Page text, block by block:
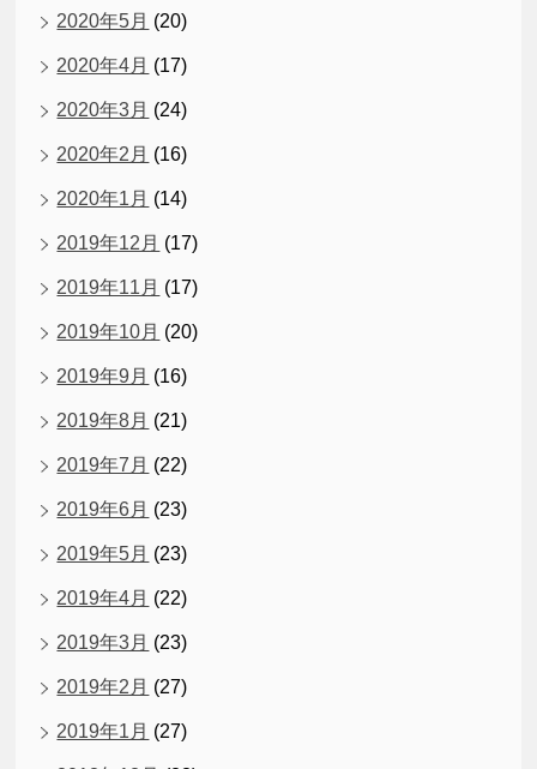
2020年5月 (20)
2020年4月 (17)
2020年3月 (24)
2020年2月 (16)
2020年1月 (14)
2019年12月 (17)
2019年11月 (17)
2019年10月 (20)
2019年9月 (16)
2019年8月 (21)
2019年7月 (22)
2019年6月 (23)
2019年5月 (23)
2019年4月 (22)
2019年3月 (23)
2019年2月 (27)
2019年1月 (27)